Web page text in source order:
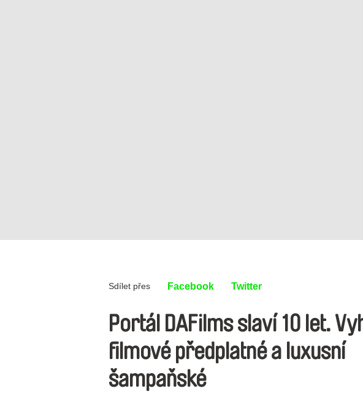
Sdílet přes Facebook Twitter
Portál DAFilms slaví 10 let.
filmové předplatné a luxusní
šampaňské